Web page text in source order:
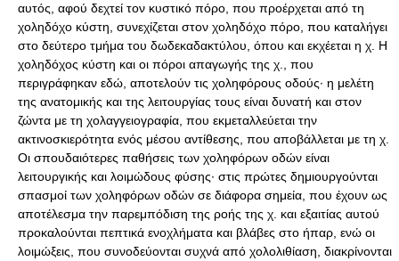
αυτός, αφού δεχτεί τον κυστικό πόρο, που προέρχεται από τη
χοληδόχο κύστη, συνεχίζεται στον χοληδόχο πόρο, που καταλήγει
στο δεύτερο τμήμα του δωδεκαδακτύλου, όπου και εκχέεται η χ. Η
χοληδόχος κύστη και οι πόροι απαγωγής της χ., που
περιγράφηκαν εδώ, αποτελούν τις χοληφόρους οδούς· η μελέτη
της ανατομικής και της λειτουργίας τους είναι δυνατή και στον
ζώντα με τη χολαγγειογραφία, που εκμεταλλεύεται την
ακτινοσκιερότητα ενός μέσου αντίθεσης, που αποβάλλεται με τη χ.
Οι σπουδαιότερες παθήσεις των χοληφόρων οδών είναι
λειτουργικής και λοιμώδους φύσης· στις πρώτες δημιουργούνται
σπασμοί των χοληφόρων οδών σε διάφορα σημεία, που έχουν ως
αποτέλεσμα την παρεμπόδιση της ροής της χ. και εξαιτίας αυτού
προκαλούνται πεπτικά ενοχλήματα και βλάβες στο ήπαρ, ενώ οι
λοιμώξεις, που συνοδεύονται συχνά από χολολιθίαση, διακρίνονται